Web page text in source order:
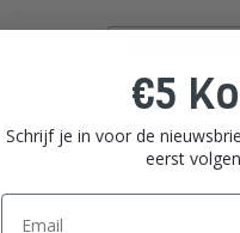
€5
Schrijf je in voor de
eerst
Email